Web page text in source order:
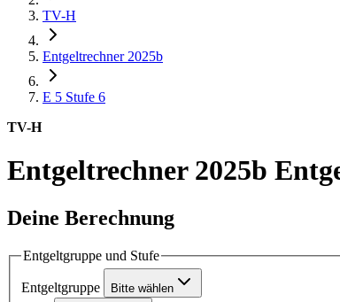
TV-H
Entgeltrechner 2025b
E 5 Stufe 6
TV-H
Entgeltrechner 2025b
Deine Berechnung
Entgeltgruppe und Stufe
Entgeltgruppe Bitte wählen